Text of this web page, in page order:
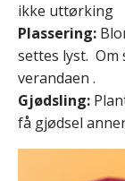
ikke uttørking
Plassering:
settes lyst. Om
verandaen .
Gjødsling:
få gjødsel